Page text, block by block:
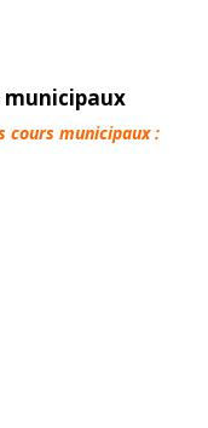
municipaux
cours municipaux :